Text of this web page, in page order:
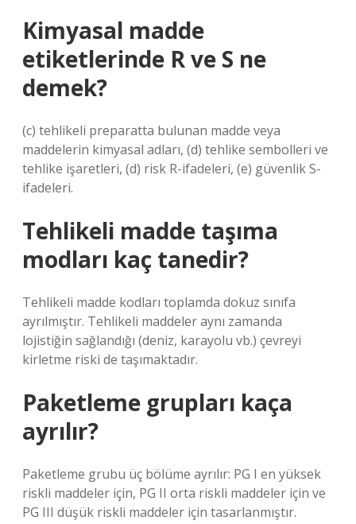
Kimyasal madde
etiketlerinde R ve S ne
demek?
(c) tehlikeli preparatta bulunan madde veya
maddelerin kimyasal adları, (d) tehlike sembolleri ve
tehlike işaretleri, (d) risk R-ifadeleri, (e) güvenlik S-
ifadeleri.
Tehlikeli madde taşıma
modları kaç tanedir?
Tehlikeli madde kodları toplamda dokuz sınıfa
ayrılmıştır. Tehlikeli maddeler aynı zamanda
lojistiğin sağlandığı (deniz, karayolu vb.) çevreyi
kirletme riski de taşımaktadır.
Paketleme grupları kaça
ayrılır?
Paketleme grubu üç bölüme ayrılır: PG I en yüksek
riskli maddeler için, PG II orta riskli maddeler için ve
PG III düşük riskli maddeler için tasarlanmıştır.